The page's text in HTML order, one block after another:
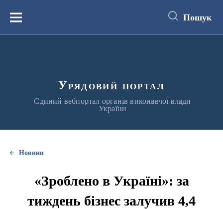
вмістуМеню Пошук
Урядовий портал
Єдиний вебпортал органів виконавчої влади
України
Новини
«Зроблено в Україні»: за
тиждень бізнес залучив 4,4